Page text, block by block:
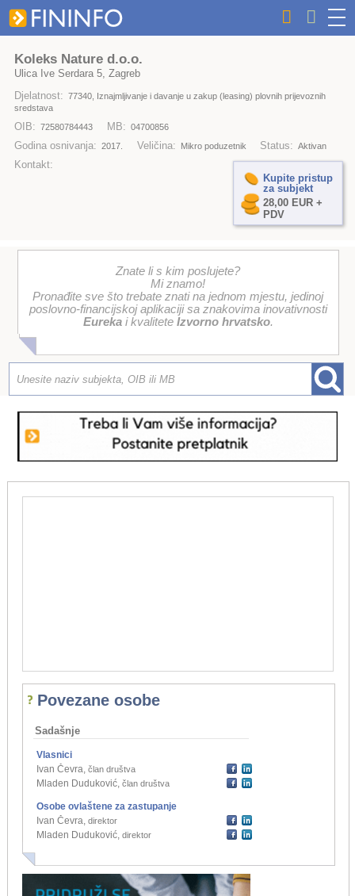
Koleks Nature d.o.o.
Ulica Ive Serdara 5, Zagreb
Djelatnost: 77340, Iznajmljivanje i davanje u zakup (leasing) plovnih prijevoznih
sredstava
OIB: 72580784443 MB: 04700856
Godina osnivanja: 2017. Veličina: Mikro poduzetnik Status: Aktivan
Kontakt:
Kupite pristup
za subjekt
28,00 EUR +
PDV
Znate li s kim poslujete?
Mi znamo!
Pronađite sve što trebate znati na jednom mjestu, jedinoj
poslovno-financijskoj aplikaciji sa znakovima inovativnosti
Eurekai kvalitete Izvorno hrvatsko.
Povezane osobe
Sadašnje
Vlasnici
Ivan Čevra, član društva
Mladen Duduković, član društva
Osobe ovlaštene za zastupanje
Ivan Čevra, direktor
Mladen Duduković, direktor